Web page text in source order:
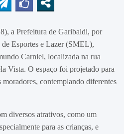
a Prefeitura de Garibaldi, por
Esportes e Lazer (SMEL),
Carniel, localizada na rua
Vista. O espaço foi projetado para
moradores, contemplando diferentes
diversos atrativos, como um
para as crianças, e